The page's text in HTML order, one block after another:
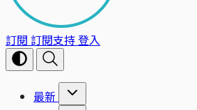
訂閱 訂閱支持登入
最新